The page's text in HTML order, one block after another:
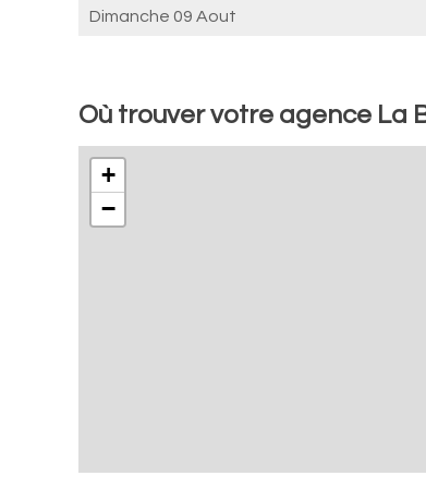
Dimanche 09 Aout
Où trouver votre agence La
+
−